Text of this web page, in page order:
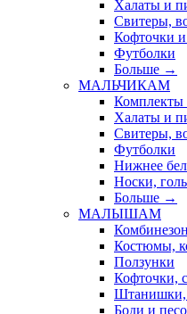
Халаты и
Свитеры,
Кофточки
Футболки
Больше →
МАЛЬЧИКАМ
Халаты и
Свитеры,
Футболки
Нижнее
Носки,
Больше →
МАЛЫШАМ
Костюмы,
Ползунки
Кофточки,
Боди и